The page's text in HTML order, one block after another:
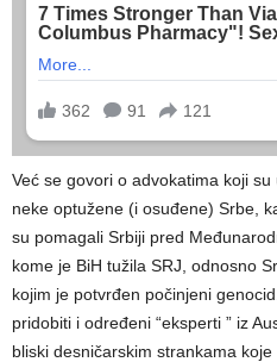
Već se govori o advokatima koji
neke optužene (i osuđene) Srbe,
su pomagali Srbiji pred
kome je BiH tužila SRJ, odnosno
kojim je potvrđen počinjeni
pridobiti i određeni “eksperti ” iz
bliski desničarskim strankama